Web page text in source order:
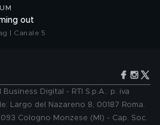
out
| Canale 5
Digital - RTI S.p.A.: p. iva
Largo del Nazareno 8, 00187 Roma.
Cologno Monzese (MI) - Cap. Soc.